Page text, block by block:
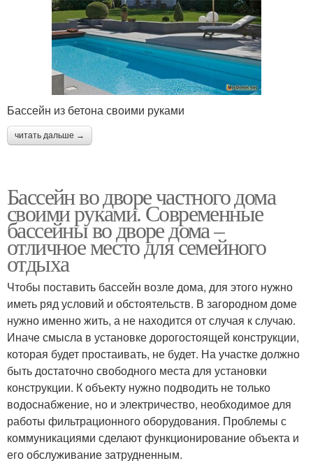
Бассейн из бетона своими руками
читать дальше →
Бассейн во дворе частного дома
своими руками. Современные
бассейны во дворе дома –
отличное место для семейного
отдыха
Чтобы поставить бассейн возле дома, для этого нужно
иметь ряд условий и обстоятельств. В загородном доме
нужно именно жить, а не находится от случая к случаю.
Иначе смысла в установке дорогостоящей конструкции,
которая будет простаивать, не будет. На участке должно
быть достаточно свободного места для установки
конструкции. К объекту нужно подводить не только
водоснабжение, но и электричество, необходимое для
работы фильтрационного оборудования. Проблемы с
коммуникациями сделают функционирование объекта и
его обслуживание затрудненным.